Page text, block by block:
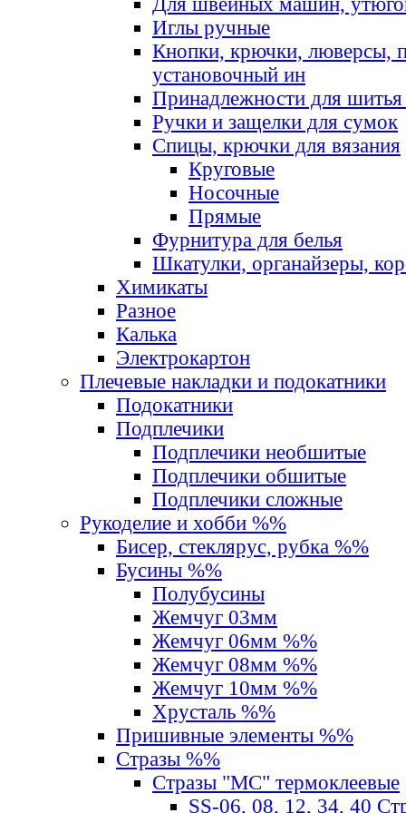
Иглы ручные
Кнопки, крючки, люверсы,
установочный ин
Принадлежности для шитья
Ручки и защелки для сумок
Спицы, крючки для вязания
Круговые
Носочные
Прямые
Фурнитура для белья
Шкатулки, органайзеры,
Химикаты
Разное
Калька
Электрокартон
Плечевые накладки и подокатники
Подокатники
Подплечики
Подплечики необшитые
Подплечики обшитые
Подплечики сложные
Рукоделие и хобби %%
Бисер, стеклярус, рубка %%
Бусины %%
Полубусины
Жемчуг 03мм
Жемчуг 06мм %%
Жемчуг 08мм %%
Жемчуг 10мм %%
Хрусталь %%
Пришивные элементы %%
Стразы %%
Стразы "MС" термоклеевые
SS-06, 08, 12, 34, 40